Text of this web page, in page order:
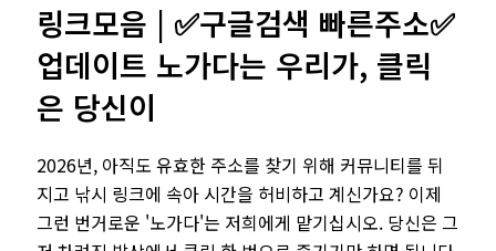
링크모음 | ✅구글검색 빠른주소✅
업데이트 노가다는 우리가, 클릭
은 당신이
2026년, 아직도 유효한 주소를 찾기 위해 커뮤니티를 뒤
지고 낚시 링크에 속아 시간을 허비하고 계신가요? 이제
그런 번거로운 '노가다'는 저희에게 맡기십시오. 당신은 그